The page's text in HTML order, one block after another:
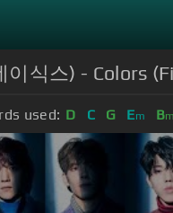
이식스) - Colors
used: D C G Em Bm